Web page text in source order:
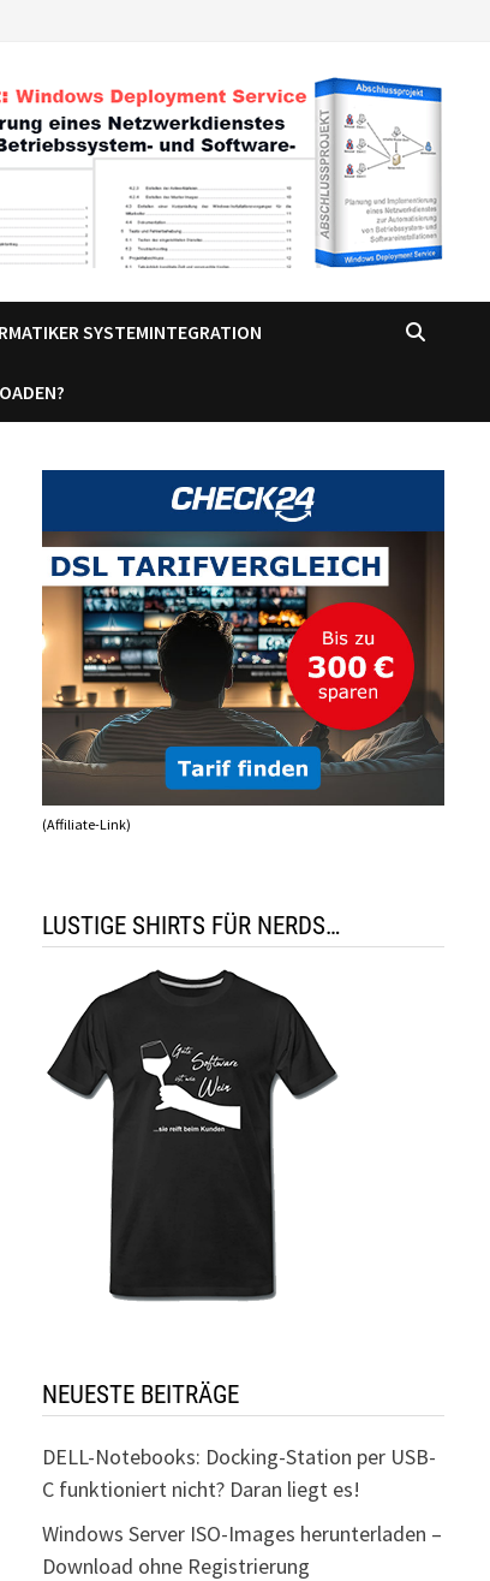
SYSTEMINTEGRATION
(Affiliate-Link)
LUSTIGE SHIRTS FÜR NERDS…
NEUESTE BEITRÄGE
DELL-Notebooks: Docking-Station per USB-
C funktioniert nicht? Daran liegt es!
Windows Server ISO-Images herunterladen –
Download ohne Registrierung